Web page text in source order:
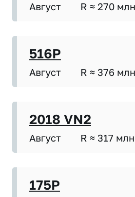
Август R ≈ 270
516P
Август R ≈ 376
2018 VN2
Август R ≈ 317
175P